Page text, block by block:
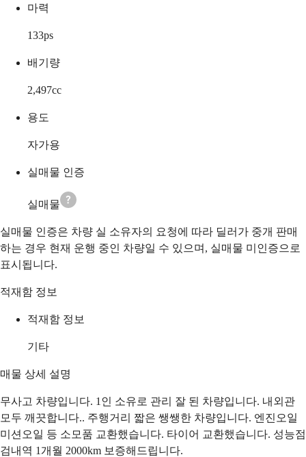
마력
133ps
배기량
2,497cc
용도
자가용
실매물 인증
실매물
실매물 인증은 차량 실 소유자의 요청에 따라 딜러가 중개 판매
하는 경우 현재 운행 중인 차량일 수 있으며, 실매물 미인증으로
표시됩니다.
적재함 정보
적재함 정보
기타
매물 상세 설명
무사고 차량입니다. 1인 소유로 관리 잘 된 차량입니다. 내외관
모두 깨끗합니다.. 주행거리 짧은 쌩쌩한 차량입니다. 엔진오일
미션오일 등 소모품 교환했습니다. 타이어 교환했습니다. 성능점
검내역 1개월 2000km 보증해드립니다.